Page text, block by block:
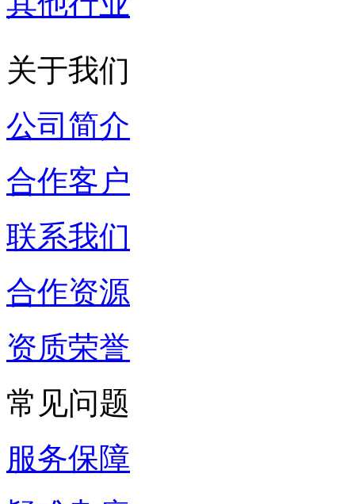
关于我们
公司简介
合作客户
联系我们
合作资源
资质荣誉
常见问题
服务保障